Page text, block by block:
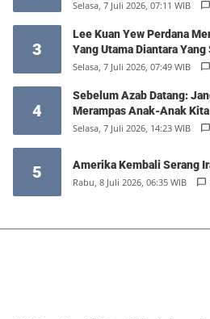
Selasa, 7 Juli 2026, 07:11 WIB
3
Lee Kuan Yew Perdana Menteri Singapura 1959-1990,
Yang Utama Diantara
Selasa, 7 Juli 2026, 07:49 WIB
4
Sebelum Azab Datang:
Merampas Anak-Anak Kita
Selasa, 7 Juli 2026, 14:23 WIB
5 Amerika Kembali Serang
Rabu, 8 Juli 2026, 06:35 WIB